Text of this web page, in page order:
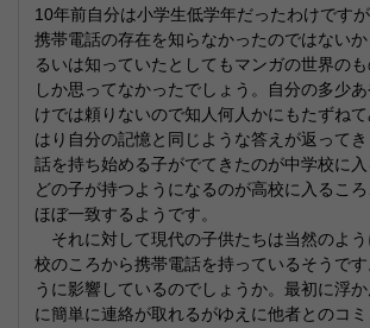
10年前自分は小学生低学年だったわけです
携帯電話の存在を知らなかったのではない
るいは知っていたとしてもマンガの世界の
しか思ってなかったでしょう。自分の多少
けでは頼りないので知人何人かにもたずね
はり自分の記憶と同じような答えが返って
話を持ち始める子がでてきたのが中学校に
どの子が持つようになるのが高校に入るこ
ほぼ一致するようです。
それに対して現代の子供たちは当然のよ
校のころから携帯電話を持っているそうで
うに影響しているのでしょうか。最初に浮
に簡単に連絡が取れるがゆえに他者とのコ